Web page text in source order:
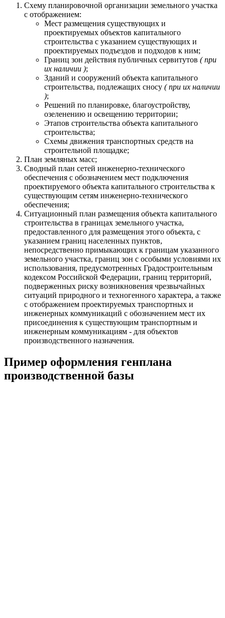
Схему планировочной организации земельного участка
с отображением:
Мест размещения существующих и
проектируемых объектов капитального
строительства с указанием существующих и
проектируемых подъездов и подходов к ним;
Границ зон действия публичных сервитутов ( при
их наличии );
Зданий и сооружений объекта капитального
строительства, подлежащих сносу ( при их наличии
);
Решений по планировке, благоустройству,
озеленению и освещению территории;
Этапов строительства объекта капитального
строительства;
Схемы движения транспортных средств на
строительной площадке;
План земляных масс;
Сводный план сетей инженерно-технического
обеспечения с обозначением мест подключения
проектируемого объекта капитального строительства к
существующим сетям инженерно-технического
обеспечения;
Ситуационный план размещения объекта капитального
строительства в границах земельного участка,
предоставленного для размещения этого объекта, с
указанием границ населенных пунктов,
непосредственно примыкающих к границам указанного
земельного участка, границ зон с особыми условиями их
использования, предусмотренных Градостроительным
кодексом Российской Федерации, границ территорий,
подверженных риску возникновения чрезвычайных
ситуаций природного и техногенного характера, а также
с отображением проектируемых транспортных и
инженерных коммуникаций с обозначением мест их
присоединения к существующим транспортным и
инженерным коммуникациям - для объектов
производственного назначения.
Пример оформления генплана
производственной базы